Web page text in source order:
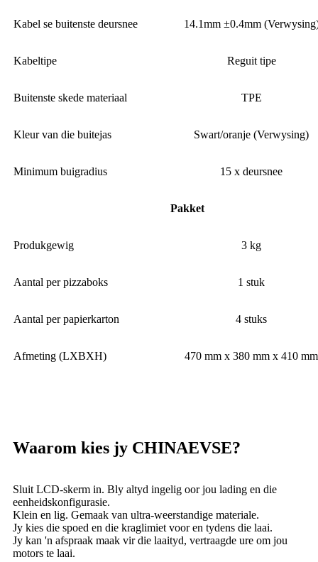
Kabel se buitenste deursnee 14.1mm ±0.4mm
Kabeltipe Reguit tipe
Buitenste skede materiaal TPE
Kleur van die buitejas Swart/oranje (Verwysing)
Minimum buigradius 15 x deursnee
Pakket
Produkgewig 3 kg
Aantal per pizzaboks 1 stuk
Aantal per papierkarton 4 stuks
Afmeting (LXBXH) 470 mm x 380 mm x 410 mm
Waarom kies jy CHINAEVSE?
Sluit LCD-skerm in. Bly altyd ingelig oor jou lading en die
eenheidskonfigurasie.
Klein en lig. Gemaak van ultra-weerstandige materiale.
Jy kies die spoed en die kraglimiet voor en tydens die laai.
Jy kan 'n afspraak maak vir die laaityd, vertraagde ure om jou
motors te laai.